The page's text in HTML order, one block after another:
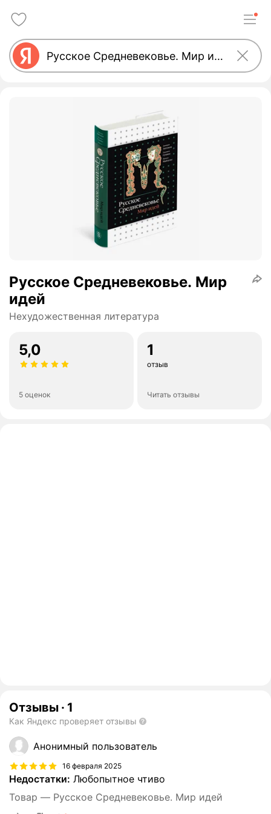
Русское Средневековье. Мир
идей
Нехудожественная литература
5,0
5 оценок
1
отзыв
Читать отзывы
Отзывы · 1
Как Яндекс проверяет отзывы
Анонимный пользователь
16 февраля 2025
Недостатки: Любопытное чтиво
Товар — Русское Средневековье. Мир идей